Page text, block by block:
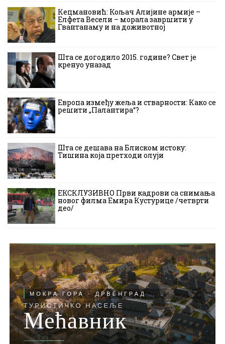
Кецмановић: Кољач Алијине армије –
Елфета Весели – морала завршити у
Гвантанаму и на доживотној
Шта се догодило 2015. године? Свет је
кренуо уназад
Европа између жеља и стварности: Како се
решити „Палантира“?
Шта се дешава на Блиском истоку:
Тишина која претходи олуји
ЕКСКЛУЗИВНО Први кадрови са снимања
новог филма Емира Кустурице /четврти
део/